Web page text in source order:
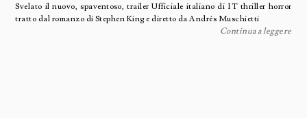
Svelato il nuovo, spaventoso, trailer Ufficiale italiano di IT thriller horror
tratto dal romanzo di Stephen King e diretto da Andrés Muschietti
Continua a leggere